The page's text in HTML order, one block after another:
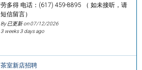
劳多得 电话：(617) 459-8895 （ 如未接听，请
短信留言）
By 已更新 on07/12/2026
3 weeks 3 days ago
茶室新店招聘